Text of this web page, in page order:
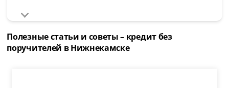
Полезные статьи и советы – кредит без
поручителей в Нижнекамске